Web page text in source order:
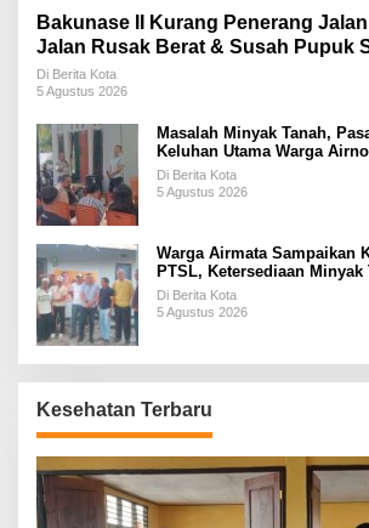
Bakunase II Kurang Penerang
Jalan Rusak Berat & Susah Pupuk
Di Berita Kota
5 Agustus 2026
Masalah Minyak Tanah,
Keluhan Utama Warga
Di Berita Kota
5 Agustus 2026
Warga Airmata Sampaikan
PTSL, Ketersediaan Minyak
Pemakaman
Di Berita Kota
5 Agustus 2026
Kesehatan Terbaru